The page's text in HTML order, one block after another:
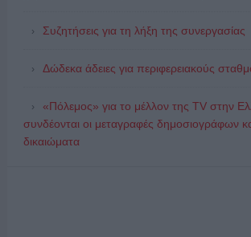
Συζητήσεις για τη λήξη της συνεργασίας
Δώδεκα άδειες για περιφερειακούς
«Πόλεμος» για το μέλλον της TV στην
συνδέονται οι μεταγραφές δημοσιογράφων
δικαιώματα